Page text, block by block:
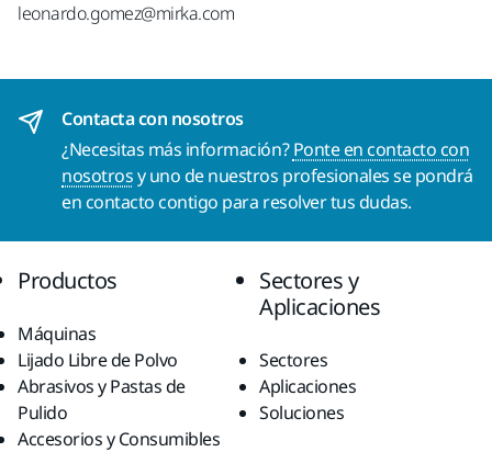
leonardo.gomez@mirka.com
Contacta con nosotros
¿Necesitas más información?Ponte en contacto con
nosotrosy uno de nuestros profesionales se pondrá
en contacto contigo para resolver tus dudas.
Productos
Máquinas
Lijado Libre de Polvo
Abrasivos y Pastas de
Pulido
Accesorios y Consumibles
Sectores y
Aplicaciones
Sectores
Aplicaciones
Soluciones